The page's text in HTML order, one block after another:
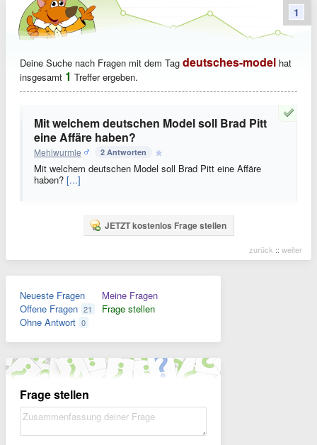
Deine Suche nach Fragen mit dem Tag deutsches-model hat
insgesamt 1 Treffer ergeben.
Mit welchem deutschen Model soll Brad Pitt
eine Affäre haben?
Mehlwurmle 2 Antworten
Mit welchem deutschen Model soll Brad Pitt eine Affäre
haben? [...]
JETZT kostenlos Frage stellen
zurück :: weiter
1
Neueste Fragen
Offene Fragen 21
Ohne Antwort 0
Meine Fragen
Frage stellen
Frage stellen